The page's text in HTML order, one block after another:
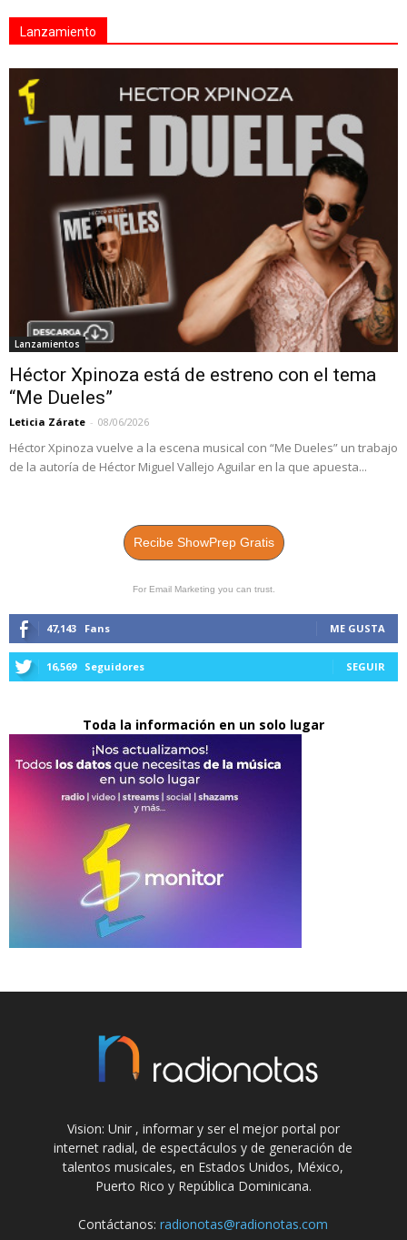
Lanzamiento
Lanzamientos
Héctor Xpinoza está de estreno con el tema
“Me Dueles”
Leticia Zárate - 08/06/2026
Héctor Xpinoza vuelve a la escena musical con “Me Dueles” un trabajo
de la autoría de Héctor Miguel Vallejo Aguilar en la que apuesta...
Recibe ShowPrep Gratis
For Email Marketing you can trust.
47,143 Fans ME GUSTA
16,569 Seguidores SEGUIR
Toda la información en un solo lugar
Vision: Unir , informar y ser el mejor portal por
internet radial, de espectáculos y de generación de
talentos musicales, en Estados Unidos, México,
Puerto Rico y República Dominicana.
Contáctanos:radionotas@radionotas.com